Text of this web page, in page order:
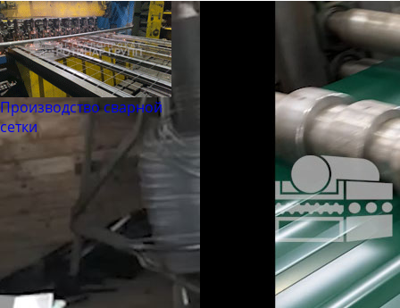
Производство сварной
сетки